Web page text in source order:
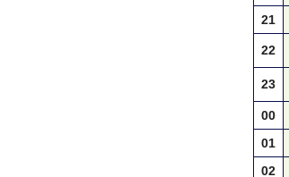
21
22
23
00
01
02